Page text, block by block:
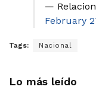
—
February
Tags: Nacional
Lo más leído